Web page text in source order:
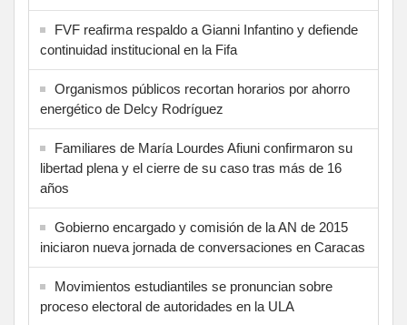
FVF reafirma respaldo a Gianni Infantino y defiende
continuidad institucional en la Fifa
Organismos públicos recortan horarios por ahorro
energético de Delcy Rodríguez
Familiares de María Lourdes Afiuni confirmaron su
libertad plena y el cierre de su caso tras más de 16
años
Gobierno encargado y comisión de la AN de 2015
iniciaron nueva jornada de conversaciones en Caracas
Movimientos estudiantiles se pronuncian sobre
proceso electoral de autoridades en la ULA